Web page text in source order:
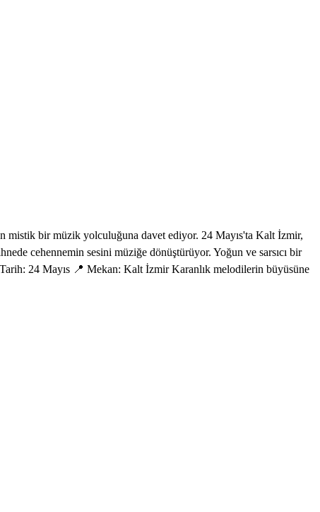
mistik bir müzik yolculuğuna davet ediyor. 24 Mayıs'ta Kalt İzmir,
cehennemin sesini müziğe dönüştürüyor. Yoğun ve sarsıcı bir
24 Mayıs 📍 Mekan: Kalt İzmir Karanlık melodilerin büyüsüne